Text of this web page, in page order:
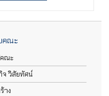
คณะ
ณะ
วิสัยทัศน์
าง